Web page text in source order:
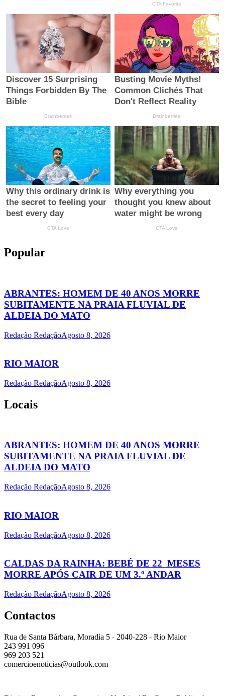
Popular
ABRANTES: HOMEM DE 40 ANOS MORRE
SUBITAMENTE NA PRAIA FLUVIAL DE
ALDEIA DO MATO
Redação RedaçãoAgosto 8, 2026
RIO MAIOR
Redação RedaçãoAgosto 8, 2026
Locais
ABRANTES: HOMEM DE 40 ANOS MORRE
SUBITAMENTE NA PRAIA FLUVIAL DE
ALDEIA DO MATO
Redação RedaçãoAgosto 8, 2026
RIO MAIOR
Redação RedaçãoAgosto 8, 2026
CALDAS DA RAINHA: BEBÉ DE 22 MESES
MORRE APÓS CAIR DE UM 3.º ANDAR
Redação RedaçãoAgosto 8, 2026
Contactos
Rua de Santa Bárbara, Moradia 5 - 2040-228 - Rio Maior
243 991 096
969 203 521
comercioenoticias@outlook.com